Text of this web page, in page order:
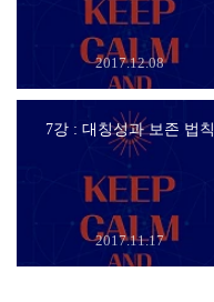
2017.12.08
7강 : 대칭성과 보존 법칙
2017.11.17